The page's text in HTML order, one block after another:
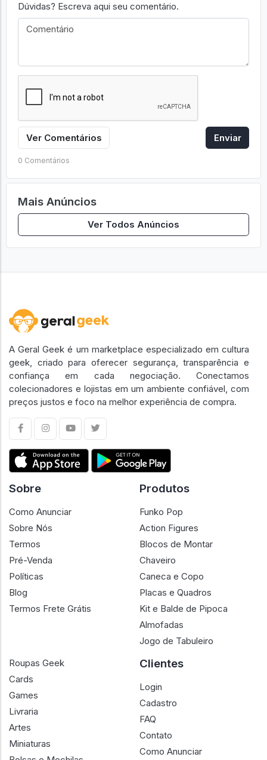
Dúvidas? Escreva aqui seu comentário.
Ver Comentários Enviar
0 Comentários
Mais Anúncios
Ver Todos Anúncios
A Geral Geek é um marketplace especializado em cultura
geek, criado para oferecer segurança, transparência e
confiança em cada negociação. Conectamos
colecionadores e lojistas em um ambiente confiável, com
preços justos e foco na melhor experiência de compra.
Sobre
Como Anunciar
Sobre Nós
Termos
Pré-Venda
Políticas
Blog
Termos Frete Grátis
Produtos
Funko Pop
Action Figures
Blocos de Montar
Chaveiro
Caneca e Copo
Placas e Quadros
Kit e Balde de Pipoca
Almofadas
Jogo de Tabuleiro
Roupas Geek
Cards
Games
Livraria
Artes
Miniaturas
Clientes
Login
Cadastro
FAQ
Contato
Como Anunciar